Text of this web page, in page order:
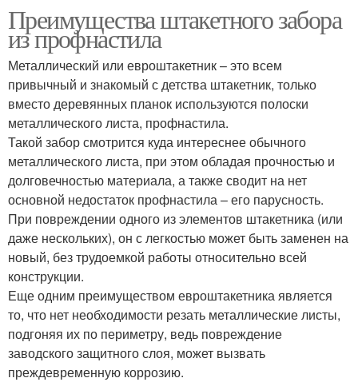
Преимущества штакетного забора
из профнастила
Металлический или евроштакетник – это всем
привычный и знакомый с детства штакетник, только
вместо деревянных планок используются полоски
металлического листа, профнастила.
Такой забор смотрится куда интереснее обычного
металлического листа, при этом обладая прочностью и
долговечностью материала, а также сводит на нет
основной недостаток профнастила – его парусность.
При повреждении одного из элементов штакетника (или
даже нескольких), он с легкостью может быть заменен на
новый, без трудоемкой работы относительно всей
конструкции.
Еще одним преимуществом евроштакетника является
то, что нет необходимости резать металлические листы,
подгоняя их по периметру, ведь повреждение
заводского защитного слоя, может вызвать
преждевременную коррозию.